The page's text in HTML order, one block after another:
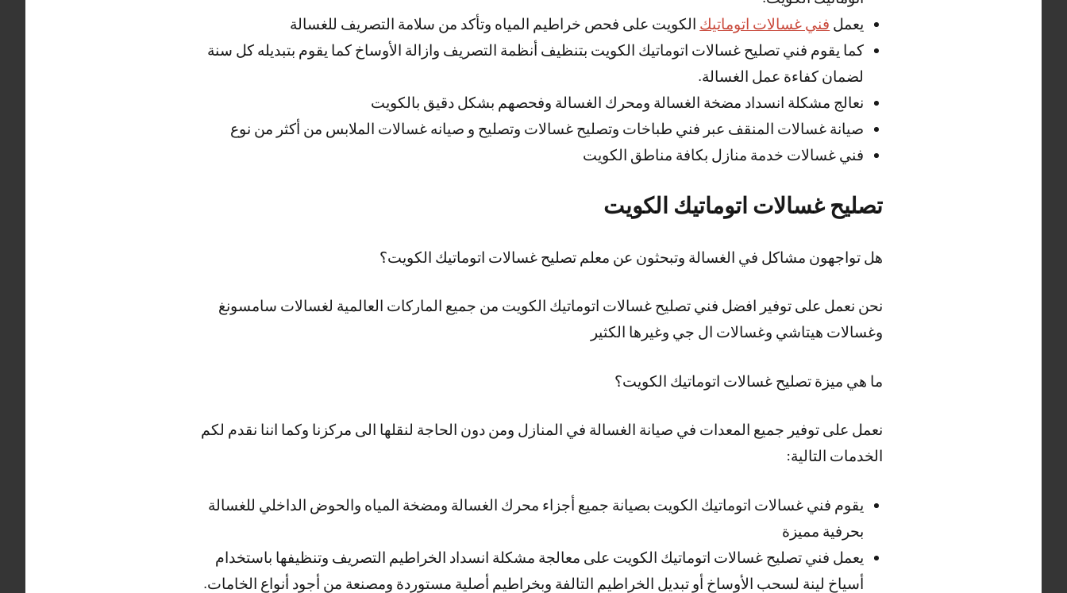
يعمل فني غسالات اتوماتيك الكويت على فحص خراطيم المياه وتأكد من سلامة التصريف للغسالة
كما يقوم فني تصليح غسالات اتوماتيك الكويت بتنظيف أنظمة التصريف وازالة الأوساخ كما يقوم بتبديله كل سنة
لضمان كفاءة عمل الغسالة.
نعالج مشكلة انسداد مضخة الغسالة ومحرك الغسالة وفحصهم بشكل دقيق بالكويت
صيانة غسالات المنقف عبر فني طباخات وتصليح غسالات وتصليح و صيانه غسالات الملابس من أكثر من نوع
فني غسالات خدمة منازل بكافة مناطق الكويت
تصليح غسالات اتوماتيك الكويت
هل تواجهون مشاكل في الغسالة وتبحثون عن معلم تصليح غسالات اتوماتيك الكويت؟
نحن نعمل على توفير افضل فني تصليح غسالات اتوماتيك الكويت من جميع الماركات العالمية لغسالات سامسونغ
وغسالات هيتاشي وغسالات ال جي وغيرها الكثير
ما هي ميزة تصليح غسالات اتوماتيك الكويت؟
نعمل على توفير جميع المعدات في صيانة الغسالة في المنازل ومن دون الحاجة لنقلها الى مركزنا وكما اننا نقدم لكم
الخدمات التالية:
يقوم فني غسالات اتوماتيك الكويت بصيانة جميع أجزاء محرك الغسالة ومضخة المياه والحوض الداخلي للغسالة
بحرفية مميزة
يعمل فني تصليح غسالات اتوماتيك الكويت على معالجة مشكلة انسداد الخراطيم التصريف وتنظيفها باستخدام
أسياخ لينة لسحب الأوساخ أو تبديل الخراطيم التالفة وبخراطيم أصلية مستوردة ومصنعة من أجود أنواع الخامات.